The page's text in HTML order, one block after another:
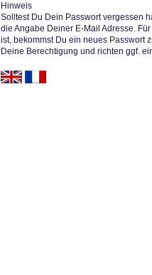
Hinweis
Solltest Du Dein Passwort vergessen
die Angabe Deiner E-Mail Adresse.
ist, bekommst Du ein neues Passwort
Deine Berechtigung und richten ggf.